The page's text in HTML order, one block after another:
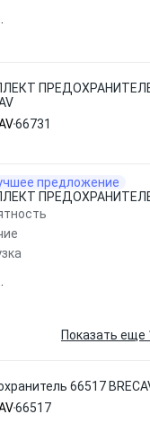
66731
предложение
Показать еще
66517
66517